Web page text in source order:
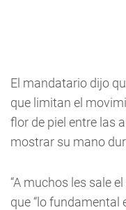
El mandatario dijo
que limitan el
flor de piel entre las
mostrar su mano
“A muchos les sale
que “lo fundamental